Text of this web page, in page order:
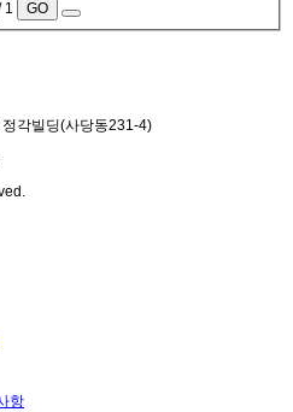
1
GO
각빌딩(사당동231-4)
항